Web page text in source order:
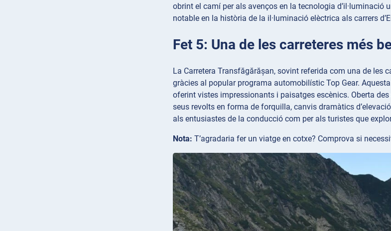
obrint el camí per als avenços en la tecnologia
notable en la història de la il·luminació elèctrica als carrers
Fet 5: Una de les carreteres més
La Carretera Transfăgărășan, sovint referida com una de les
gràcies al popular programa automobilístic Top Gear.
oferint vistes impressionants i paisatges escènics. Oberta
seus revolts en forma de forquilla, canvis dramàtics
als entusiastes de la conducció com per als turistes que
Nota: T’agradaria fer un viatge en cotxe? Comprova si